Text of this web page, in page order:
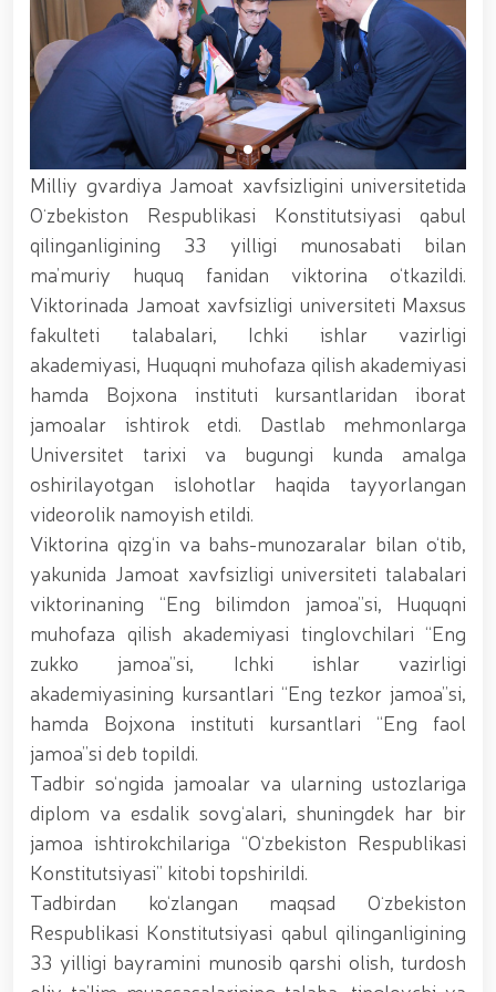
xizmat itlari ko‘rgazmasi tashkil etildi. // “Dog
biatloni” bellashuvining 6-respublika idoralararo
musobaqasi g'oliblari aniqlandi. // O‘zbekistonning
harbiy salohiyatini mustahkamlash: islohotlar va
ustuvor vazifalar.// Milliy gvardiya qo‘mondoni
Jamoat xavfsizligi universiteti bitiruvchi kursantlari
bilan uchrashdi.// 9-may — Xotira va qadrlash kuni
munosabati bilan Milliy gvardiya qoʻmondonligi
tomonidan poytaxtimizda istiqomat qiluvchi Ikkinchi
jahon urushi qatnashchilari va faxriylari holidan xabar
olindi. // “Uyg‘oq xotira” nomli teatrlashtirilgan
musiqiy konsert dasturi namoyish qilindi.// “Uch
avlod uchrashuvi” hamda “Bizning qahramonlar”
kitobining taqdimotiga bag‘ishlangan tadbir tashkil
etildi.// “Men G‘olib Run” yugurish musobaqasida
gvardiyachilar faxrli o'rinlarni egallashdi.//
Hamkorlikdagi profilaktik tadbirlar davom
ettirilmoqda. Xavfsiz muhitni ta’minlashga
qaratilgan chora-tadbirlar Milliy gvardiya
qo‘mondoni general-polkovnik B. Tashmatov
rahbarligida Yunusobod tumanida amalga oshirildi //
Buyuk davlat arbobi Sohibqiron Amir Temur
tavalludining 690 yilligi munosabati bilan,
O‘zbekiston Milliy kino san'ati saroyida Milliy
gvardiya tizimidagi yoshlar bilan uchrashuv bo‘lib
o‘tdi. // Bayram kunlarida xavfsizlik toʻliq taʼminlandi
// Navroʻz shukuhi: otliq paradlar tashkil etildi //
“Navroʻzni ulugʻlash – insonni ulugʻlashdir!” shiori
ostida bayram sayli // Askarlar kasb-hunar
sertifikatlariga ega boʻldi // Qahramonlar xotirasi
yod etildi // Strandja turnirida Milliy gvardiya harbiy
xizmatchisi Navbahor Hamidova oltin medalni qoʻlga
kiritdi. // Iroda Ismoilova «Sodiq xizmatlari uchun»
medali bilan taqdirlandi. // O‘zbekiston Qurolli
Kuchlarida kibersport, dron va robot texnologiyalari
yo‘nalishlari rivojlantiriladi // Andijon viloyatida
Respublika ishchi guruhining yoshlar bilan uchrashuvi
tadbirlari doirasida muddatdi harbiy xizmatchilarga
sertifikatlar topshirildi. // Milliy gvardiya
qo‘mondoni, general-polkovnik B.Tashmatov
poytaxtimizdagi manzilli ishlari davomida yoshlar
bilan uchrashib, ular bilan ochiq muloqot o‘tkazdi. //
Farg‘ona viloyatida jinoyat sodir etishga moyil
shaxslar yashash manzillarida tezkor tadbirlar
Milliy gvardiya Jamoat xavfsizligini universitetida
Oʻzbekiston Respublikasi Konstitutsiyasi qabul
qilinganligining 33 yilligi munosabati bilan
ma’muriy huquq fanidan viktorina o‘tkazildi.
Viktorinada Jamoat xavfsizligi universiteti Maxsus
fakulteti talabalari, Ichki ishlar vazirligi
akademiyasi, Huquqni muhofaza qilish akademiyasi
hamda Bojxona instituti kursantlaridan iborat
jamoalar ishtirok etdi. Dastlab mehmonlarga
Universitet tarixi va bugungi kunda amalga
oshirilayotgan islohotlar haqida tayyorlangan
videorolik namoyish etildi.
Viktorina qizg‘in va bahs-munozaralar bilan o‘tib,
yakunida Jamoat xavfsizligi universiteti talabalari
viktorinaning “Eng bilimdon jamoa”si, Huquqni
muhofaza qilish akademiyasi tinglovchilari “Eng
zukko jamoa”si, Ichki ishlar vazirligi
akademiyasining kursantlari “Eng tezkor jamoa”si,
hamda Bojxona instituti kursantlari “Eng faol
jamoa”si deb topildi.
Tadbir so‘ngida jamoalar va ularning ustozlariga
diplom va esdalik sovg‘alari, shuningdek har bir
jamoa ishtirokchilariga “O‘zbekiston Respublikasi
Konstitutsiyasi” kitobi topshirildi.
Tadbirdan ko‘zlangan maqsad Oʻzbekiston
Respublikasi Konstitutsiyasi qabul qilinganligining
33 yilligi bayramini munosib qarshi olish, turdosh